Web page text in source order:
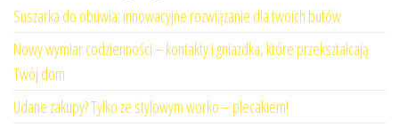
Suszarka do obuwia: innowacyjne rozwiązanie dla twoich butów
Nowy wymiar codzienności – kontakty i gniazdka, które przekształcają
Twój dom
Udane zakupy? Tylko ze stylowym worko – plecakiem!